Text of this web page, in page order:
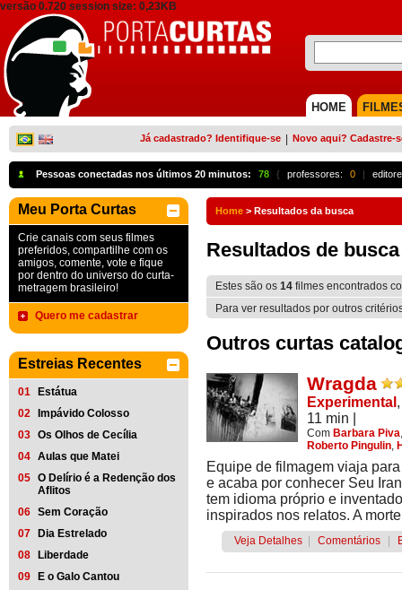
versão 0.720 session size: 0,23KB
HOME
Já cadastrado? Identifique-se Novo aqui? Cadastre-
Pessoas conectadas nos últimos 20 minutos: 78 { professores: 0 |
Meu Porta Curtas
Crie canais com seus filmes
preferidos, compartilhe com os
amigos, comente, vote e fique
por dentro do universo do curta-
metragem brasileiro!
Quero me cadastrar
Estreias Recentes
01
Estátua
02
Impávido Colosso
03 Os Olhos de Cecília
04 Aulas que Matei
05 O Delírio é a Redenção dos
Aflitos
06 Sem Coração
07
Dia Estrelado
08
Liberdade
09
E o Galo Cantou
Home > Resultados da busca
Resultados de busca
Estes são os 14 filmes encontrados
Para ver resultados por outros
Outros curtas
Wragda
Experimental
11 min
Com Barbara Piva
Roberto Pingulin,
Equipe de filmagem viaja
e acaba por conhecer Seu
tem idioma próprio e
inspirados nos relatos. A
Veja Detalhes Comentários